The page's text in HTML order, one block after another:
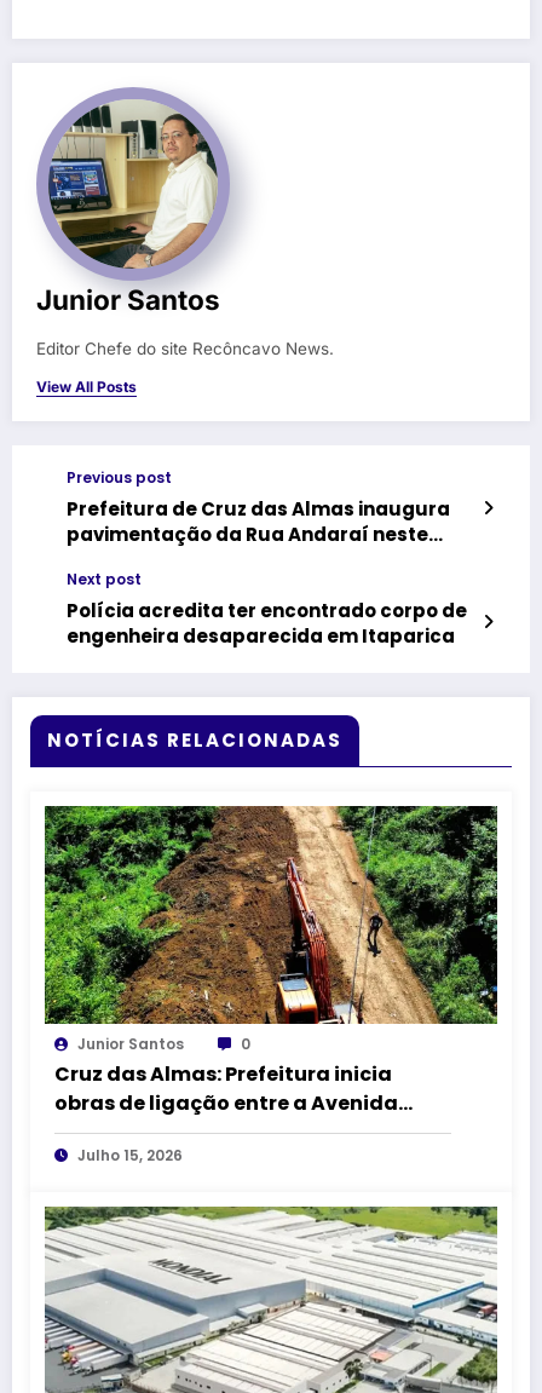
Junior Santos
Editor Chefe do site Recôncavo News.
View All Posts
Previous post
Prefeitura de Cruz das Almas inaugura
pavimentação da Rua Andaraí neste
Next post
Polícia acredita ter encontrado corpo de
engenheira desaparecida em Itaparica
NOTÍCIAS RELACIONADAS
Junior Santos 0
Cruz das Almas: Prefeitura inicia
obras de ligação entre a Avenida
Amado Queiroz e a BR-101
Julho 15, 2026